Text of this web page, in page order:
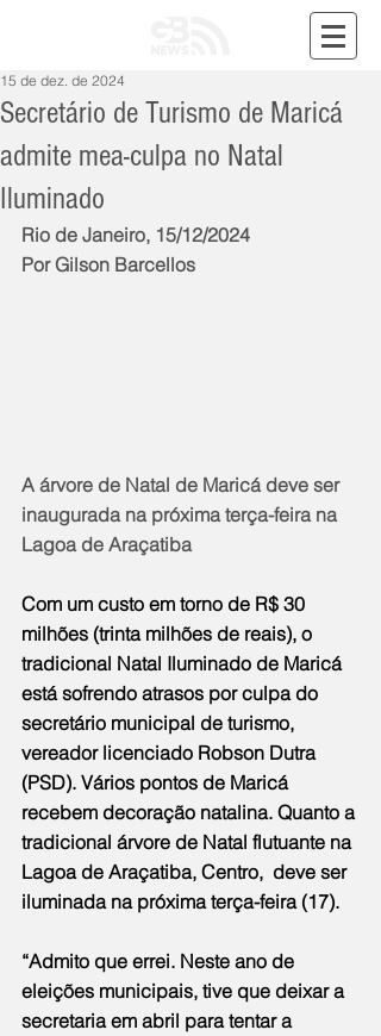
Secretário de Turismo de Maricá
admite mea-culpa no Natal
Iluminado
15 de dez. de 2024
Rio de Janeiro, 15/12/2024
Por Gilson Barcellos
A árvore de Natal de Maricá deve ser
inaugurada na próxima terça-feira na
Lagoa de Araçatiba
Com um custo em torno de R$ 30
milhões (trinta milhões de reais), o
tradicional Natal Iluminado de Maricá
está sofrendo atrasos por culpa do
secretário municipal de turismo,
vereador licenciado Robson Dutra
(PSD). Vários pontos de Maricá
recebem decoração natalina. Quanto a
tradicional árvore de Natal flutuante na
Lagoa de Araçatiba, Centro,  deve ser
iluminada na próxima terça-feira (17).
“Admito que errei. Neste ano de
eleições municipais, tive que deixar a
secretaria em abril para tentar a